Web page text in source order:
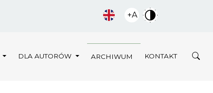
+A
DLA AUTORÓW ARCHIWUM KONTAKT